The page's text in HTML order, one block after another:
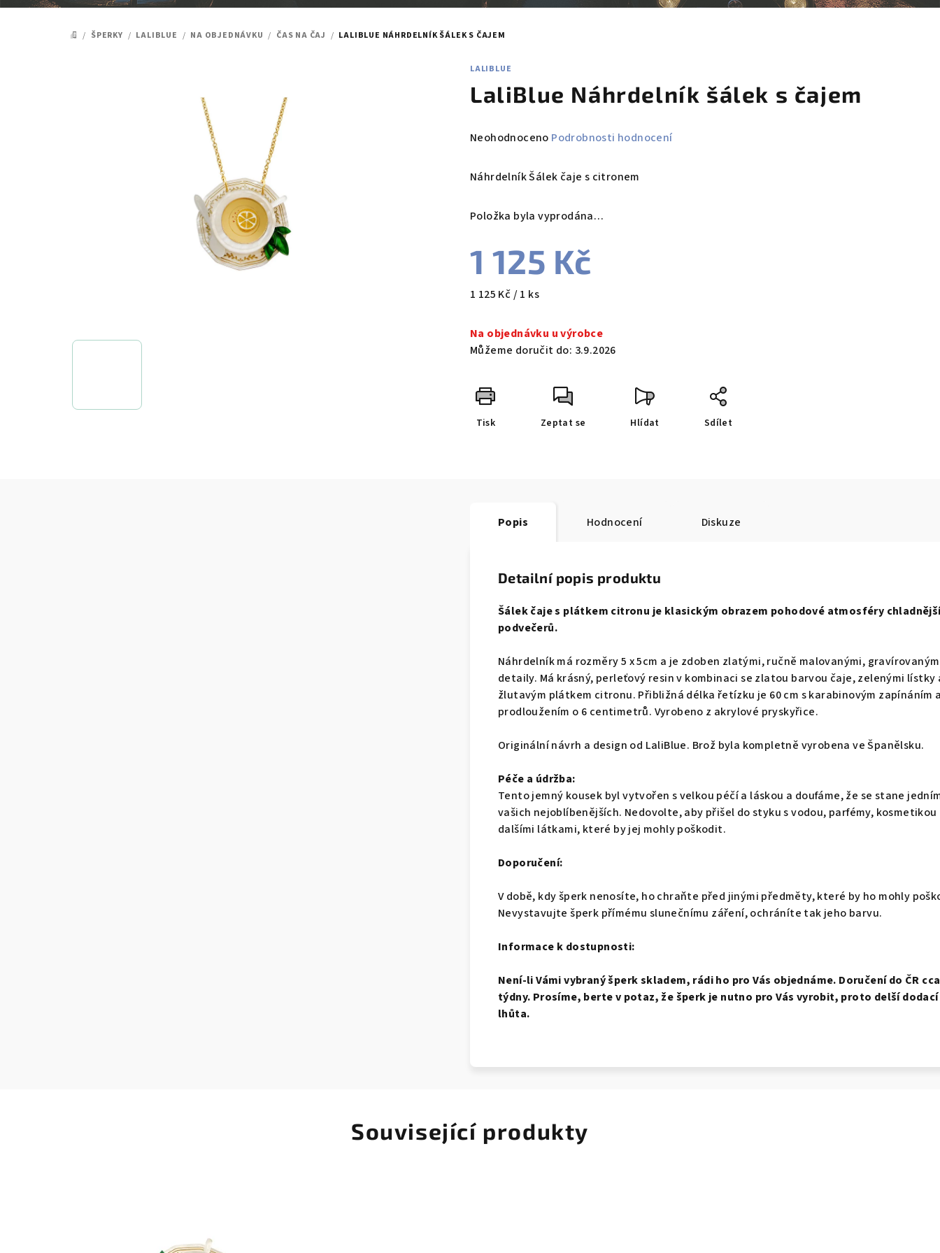
DOMŮ
/ ŠPERKY / LALIBLUE / NA OBJEDNÁVKU / ČAS NA ČAJ / LALIBLUE NÁHRDELNÍK ŠÁLEK S ČAJEM
LALIBLUE
LaliBlue Náhrdelník šálek s čajem
Průměrné
produktu
z
hvězdiček.
Neohodnoceno Podrobnosti hodnocení
Náhrdelník Šálek čaje s citronem
Položka byla vyprodána…
1 125 Kč
Měrná
1 125 Kč / 1 ks
Na objednávku u výrobce
Můžeme doručit do: 3.9.2026
Tisk Zeptat se Hlídat Sdílet
Popis Hodnocení Diskuze
Detailní popis produktu
Šálek čaje s plátkem citronu je klasickým obrazem pohodové atmosféry
podvečerů.
Náhrdelník má rozměry 5 x 5cm a je zdoben zlatými, ručně malovanými,
detaily. Má krásný, perleťový resin v kombinaci se zlatou barvou čaje, zelenými lístky
žlutavým plátkem citronu. Přibližná délka řetízku je 60 cm s karabinovým zapínáním
prodloužením o 6 centimetrů. Vyrobeno z akrylové pryskyřice.
Originální návrh a design od LaliBlue. Brož byla kompletně vyrobena ve Španělsku.
Péče a údržba:
Tento jemný kousek byl vytvořen s velkou péčí a láskou a doufáme, že se stane
vašich nejoblíbenějších. Nedovolte, aby přišel do styku s vodou, parfémy, kosmetikou
dalšími látkami, které by jej mohly poškodit.
Doporučení:
V době, kdy šperk nenosíte, ho chraňte před jinými předměty, které by ho mohly
Nevystavujte šperk přímému slunečnímu záření, ochráníte tak jeho barvu.
Informace k dostupnosti:
Není-li Vámi vybraný šperk skladem, rádi ho pro Vás objednáme. Doručení do ČR
týdny. Prosíme, berte v potaz, že šperk je nutno pro Vás vyrobit, proto delší dodací
lhůta.
Související produkty